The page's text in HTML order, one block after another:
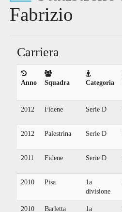
Fabrizio
Carriera
Anno Squadra Categoria
2012 Fidene Serie D
2012 Palestrina Serie D
2011 Fidene Serie D
2010 Pisa
1a
divisione
2010 Barletta
1a